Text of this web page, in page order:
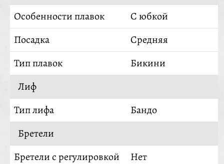
Особенности плавок
С юбкой
Посадка
Средняя
Тип плавок
Бикини
Лиф
Тип лифа
Бандо
Бретели
Бретели с регулировкой
Нет